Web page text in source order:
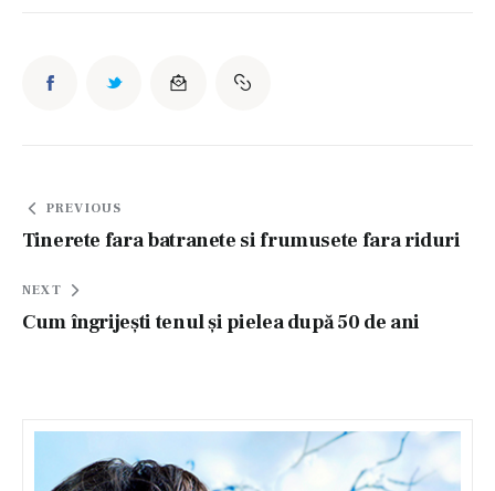
Navigare
în
articole
PREVIOUS
Tinerete fara batranete si frumusete fara riduri
NEXT
Cum îngrijești tenul și pielea după 50 de ani